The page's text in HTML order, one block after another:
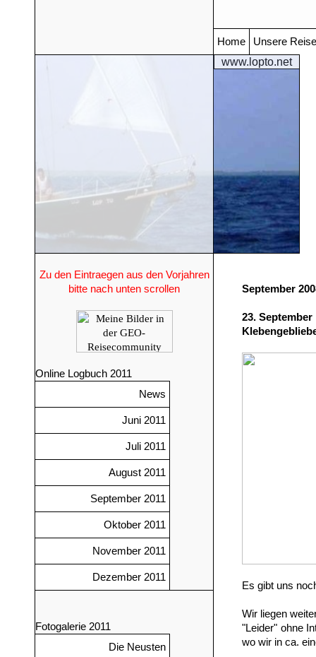
Home Unsere Reise
www.lopto.net
Zu den Eintraegen aus den Vorjahren
bitte nach unten scrollen
Online Logbuch 2011
News
Juni 2011
Juli 2011
August 2011
September 2011
Oktober 2011
November 2011
Dezember 2011
Fotogalerie 2011
Die Neusten
September
23. September
Es gibt uns
Wir liegen
"Leider" ohne
wo wir in ca.